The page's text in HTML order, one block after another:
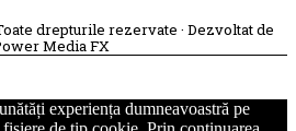
drepturile rezervate · Dezvoltat de
Media FX
experiența dumneavoastră pe